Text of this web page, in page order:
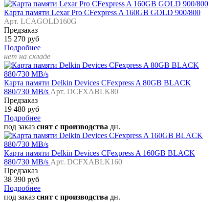
Карта памяти Lexar Pro CFexpress A 160GB GOLD 900/800
Арт. LCAGOLD160G
Предзаказ
15 270 руб
Подробнее
нет на складе
Карта памяти Delkin Devices CFexpress A 80GB BLACK
880/730 MB/s Арт. DCFXABLK80
Предзаказ
19 480 руб
Подробнее
под заказ снят с производства дн.
Карта памяти Delkin Devices CFexpress A 160GB BLACK
880/730 MB/s Арт. DCFXABLK160
Предзаказ
38 390 руб
Подробнее
под заказ снят с производства дн.